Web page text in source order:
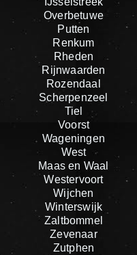
Overbetuwe
Putten
Renkum
Rheden
Rijnwaarden
Rozendaal
Scherpenzeel
Tiel
Voorst
Wageningen
West
Maas en Waal
Westervoort
Wijchen
Winterswijk
Zaltbommel
Zevenaar
Zutphen